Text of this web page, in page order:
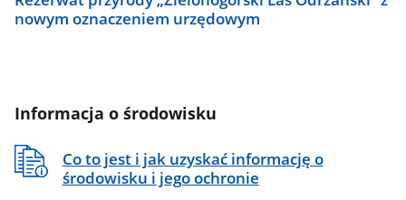
nowym oznaczeniem urzędowym
Informacja o środowisku
Co to jest i jak uzyskać informację o
środowisku i jego ochronie